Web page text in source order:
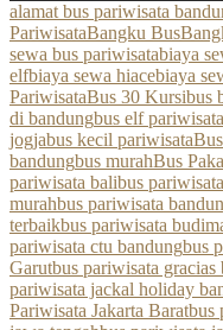
alamat bus pariwisata
PariwisataBangku Bus
sewa bus pariwisatabiaya
elfbiaya sewa hiacebiaya
PariwisataBus 30 Kursibus
di bandungbus elf pariwisata
jogjabus kecil pariwisata
bandungbus murahBus
pariwisata balibus
murahbus pariwisata
terbaikbus pariwisata
pariwisata ctu bandungbus
Garutbus pariwisata gracias
pariwisata jackal holiday
Pariwisata Jakarta Baratbus